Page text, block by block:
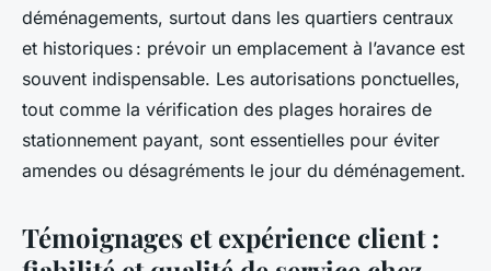
déménagements, surtout dans les quartiers centraux
et historiques : prévoir un emplacement à l’avance est
souvent indispensable. Les autorisations ponctuelles,
tout comme la vérification des plages horaires de
stationnement payant, sont essentielles pour éviter
amendes ou désagréments le jour du déménagement.
Témoignages et expérience client :